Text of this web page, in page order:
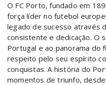
O FC Porto, fundado em
força líder no futebol
legado de sucesso através
consistente e dedicação. O
Portugal e ao panorama do
respeito pelo seu espírito
conquistas. A história do
momentos de triunfo,